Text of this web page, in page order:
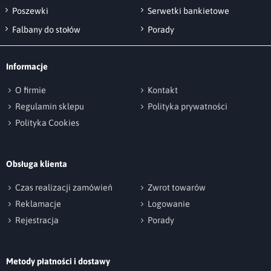
starannością,
w czterech kształtach:
dokładnościa co do 1 cm więc obrusy są
Obrusy w kształcie koła i owalu podszywamy
tasiemką (podszycie na lewej stronie, dzięki
tasiemce brzeg obrusa okrągłego lub
owalnego po obróbce overlockiem zostaje
Doszyta tasiemka wzmacnia brzeg obrusa i
Zamów i przekonaj się!
mechaniczne - suszyć
temperaturze
Poszewki
Serwetki bankietowe
Falbany do stołów
Porady
Informacje
O firmie
Kontakt
Regulamin sklepu
Polityka prywatności
Polityka Cookies
Obsługa klienta
Czas realizacji zamówień
Zwrot towarów
Reklamacje
Logowanie
Rejestracja
Porady
Metody płatności i dostawy